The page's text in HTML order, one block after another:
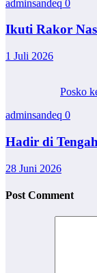
adminsandeq 0
Ikuti Rakor
1 Juli 2026
Posko
adminsandeq 0
Hadir di
28 Juni 2026
Post Comment